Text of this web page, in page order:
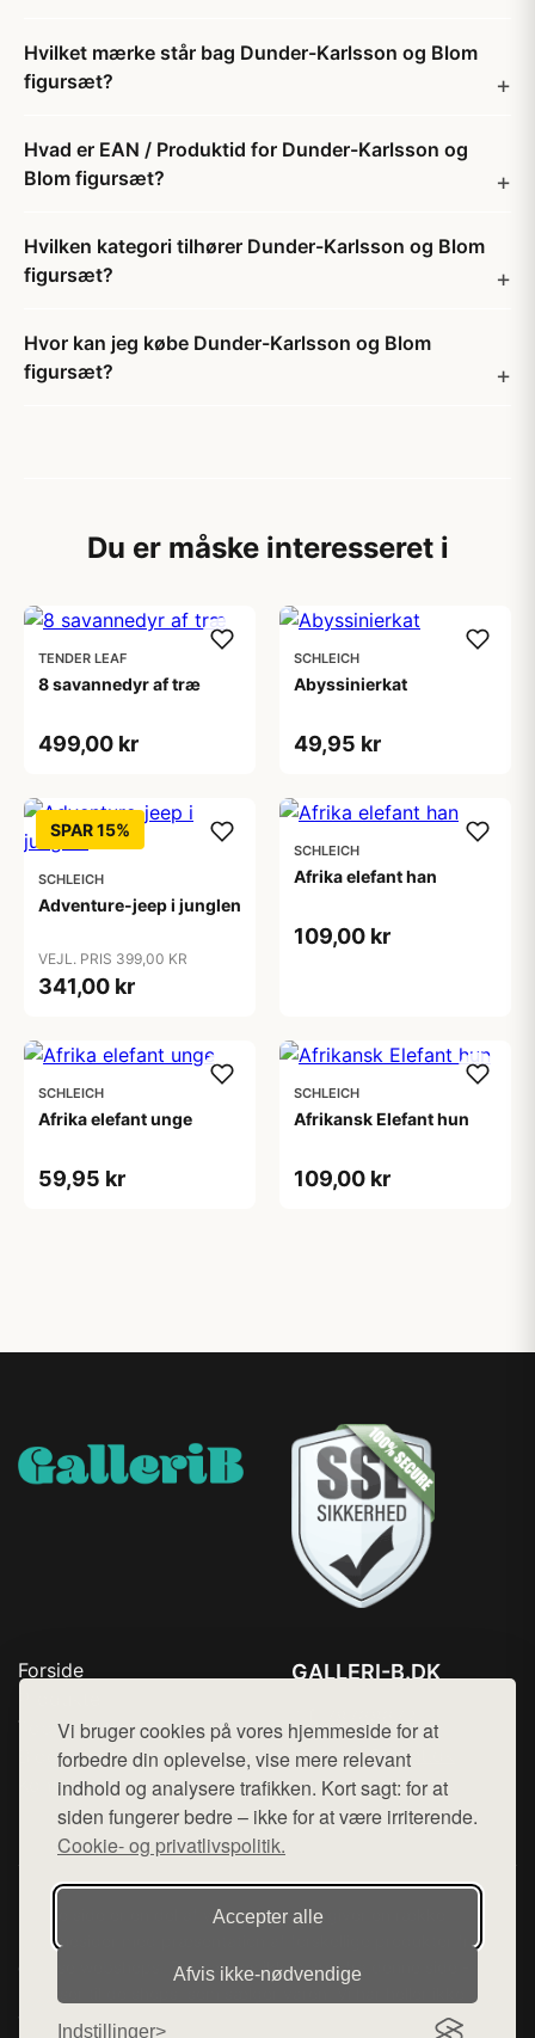
Vi bruger cookies på vores hjemmeside for at
forbedre din oplevelse, vise mere relevant
indhold og analysere trafikken. Kort sagt: for at
siden fungerer bedre – ikke for at være irriterende.
Cookie- og privatlivspolitik.
Accepter alle
Afvis ikke‑nødvendige
Indstillinger
Hvilket mærke står bag Dunder-Karlsson og Blom
figursæt?
Hvad er EAN / Produktid for Dunder-Karlsson og
Blom figursæt?
Hvilken kategori tilhører Dunder-Karlsson og Blom
figursæt?
Hvor kan jeg købe Dunder-Karlsson og Blom
figursæt?
Du er måske interesseret i
TENDER LEAF
8 savannedyr af træ
499,00 kr
SCHLEICH
Abyssinierkat
49,95 kr
SPAR 15%
SCHLEICH
Adventure-jeep i junglen
VEJL. PRIS 399,00 KR
341,00 kr
SCHLEICH
Afrika elefant han
109,00 kr
SCHLEICH
Afrika elefant unge
59,95 kr
SCHLEICH
Afrikansk Elefant hun
109,00 kr
Forside
Top Rabatter
Blog
Kontakt
GALLERI-B.DK
Mail: hej@want.dk
Cookie- og privatlivspolitik
Denne side er en del af want.dk, der udgiver en række
hjemmesider med præsentation af forskellige produkter fra
diverse webshops. Der sælges ikke varer fra denne side - vi
henviser til de shops, som sælger varen. Vi har heller ikke
varerne på lager.